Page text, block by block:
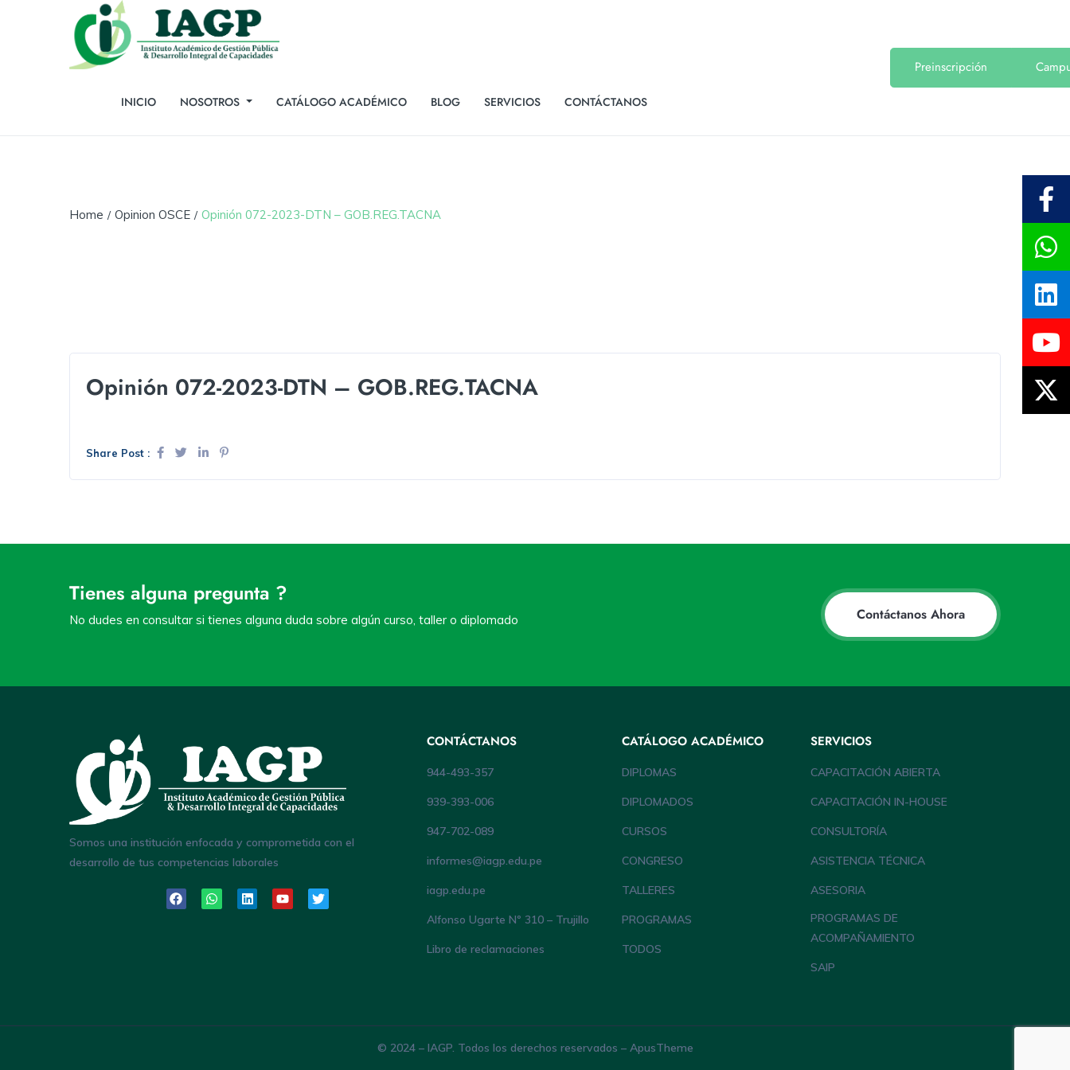
INICIO NOSOTROS CATÁLOGO ACADÉMICO BLOG SERVICIOS CONTÁCTANOS
Preinscripción
Home Opinion OSCE Opinión 072-2023-DTN – GOB.REG.TACNA
Opinión 072-2023-DTN – GOB.REG.TACNA
Share Post :
Tienes alguna pregunta ?
No dudes en consultar si tienes alguna duda sobre algún curso, taller o diplomado Contáctanos Ahora
Somos una institución enfocada y comprometida con el
desarrollo de tus competencias laborales
CONTÁCTANOS
944-493-357
939-393-006
947-702-089
informes@iagp.edu.pe
iagp.edu.pe
Alfonso Ugarte Nº 310 – Trujillo
Libro de reclamaciones
CATÁLOGO ACADÉMICO
DIPLOMAS
DIPLOMADOS
CURSOS
CONGRESO
TALLERES
PROGRAMAS
TODOS
SERVICIOS
CAPACITACIÓN ABIERTA
CAPACITACIÓN IN-HOUSE
CONSULTORÍA
ASISTENCIA TÉCNICA
ASESORIA
PROGRAMAS DE
ACOMPAÑAMIENTO
SAIP
© 2024 – IAGP. Todos los derechos reservados – ApusTheme